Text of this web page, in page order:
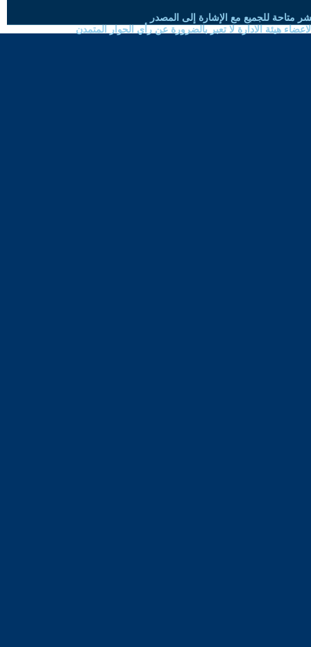
متاحة للجميع مع الإشارة إلى المصدر
هيئة الادارة لا تعبر بالضرورة عن رأي الحوار المتمدن